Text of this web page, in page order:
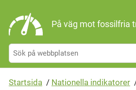
På väg mot fossilfria
Startsida / Nationella indikatorer